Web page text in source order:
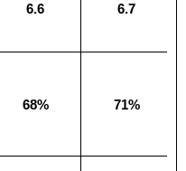
Deze opleiding:
6.6 Landelijk
6.7
Deze opleiding:
68% Landelijk
71%